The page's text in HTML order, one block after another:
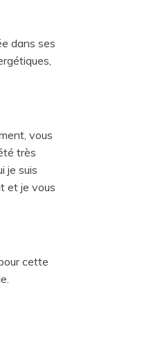
dans ses
vous
très
je suis
et je vous
cette